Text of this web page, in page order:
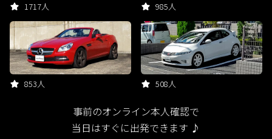
1717人 985人
853人 508人
事前のオンライン本人確認で
当日はすぐに出発できます ♪